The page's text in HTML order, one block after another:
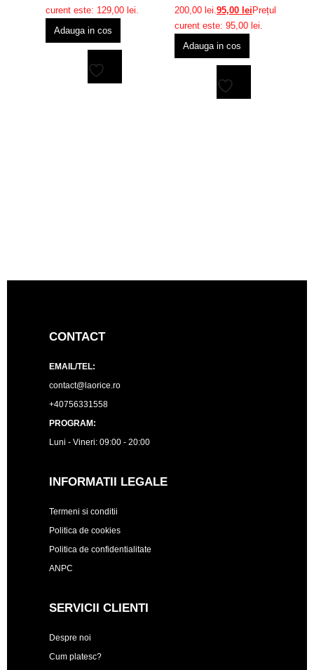
priza
curent este: 129,00 lei.
Adauga in cos
Auto
200,00 lei. 95,00 leiPrețul
curent este: 95,00 lei.
Adauga in cos
CONTACT
EMAIL/TEL:
contact@laorice.ro
+40756331558
PROGRAM:
Luni - Vineri: 09:00 - 20:00
INFORMATII LEGALE
Termeni si conditii
Politica de cookies
Politica de confidentialitate
ANPC
SERVICII CLIENTI
Despre noi
Cum platesc?